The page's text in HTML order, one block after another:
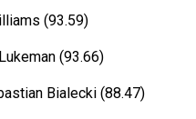
(93.59)
(93.66)
Bialecki (88.47)